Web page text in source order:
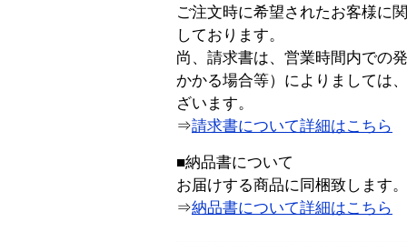
ご注文時に希望されたお客様に
しております。
尚、請求書は、営業時間内での
かかる場合等）によりましては
ざいます。
⇒請求書について詳細はこちら
■納品書について
お届けする商品に同梱致します。
⇒納品書について詳細はこちら